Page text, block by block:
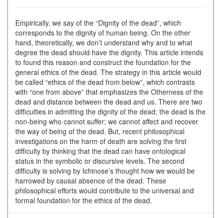
Empirically, we say of the “Dignity of the dead”, which
corresponds to the dignity of human being. On the other
hand, theoretically, we don’t understand why and to what
degree the dead should have the dignity. This article intends
to found this reason and construct the foundation for the
general ethics of the dead. The strategy in this article would
be called “ethics of the dead from below”, which contrasts
with “one from above” that emphasizes the Otherness of the
dead and distance between the dead and us. There are two
difficulties in admitting the dignity of the dead; the dead is the
non-being who cannot suffer; we cannot affect and recover
the way of being of the dead. But, recent philosophical
investigations on the harm of death are solving the first
difficulty by thinking that the dead can have ontological
status in the symbolic or discursive levels. The second
difficulty is solving by Ichinose’s thought how we would be
harrowed by causal absence of the dead. These
philosophical efforts would contribute to the universal and
formal foundation for the ethics of the dead.